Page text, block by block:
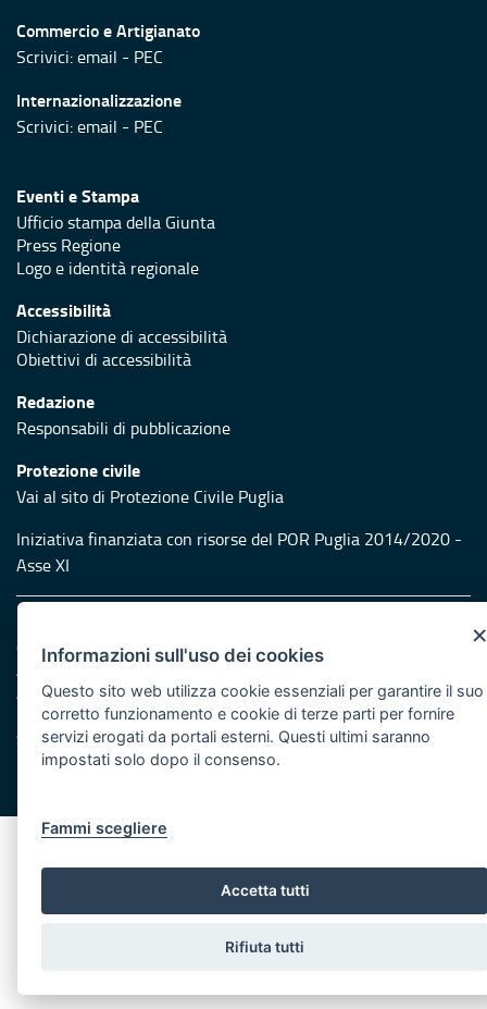
Commercio e Artigianato
Scrivici:email - PEC
Internazionalizzazione
Scrivici:email - PEC
Eventi e Stampa
Ufficio stampa della Giunta
Press Regione
Logo e identità regionale
Accessibilità
Dichiarazione di accessibilità
Obiettivi di accessibilità
Redazione
Responsabili di pubblicazione
Protezione civile
Vai al sito di Protezione Civile Puglia
Iniziativa finanziata con risorse del POR Puglia 2014/2020 -
Asse XI
Cookie e privacy
Amministrazione trasparente
Atti di notifica
Feed RSS
Servizi Intranet
×
Informazioni sull'uso dei cookies
Questo sito web utilizza cookie essenziali per garantire il suo
corretto funzionamento e cookie di terze parti per fornire
servizi erogati da portali esterni. Questi ultimi saranno
impostati solo dopo il consenso.
Fammi scegliere
Accetta tutti
Rifiuta tutti